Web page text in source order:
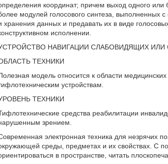
координат; причем выход одного
модулей голосового синтеза, выполненных
хранения данных и предавать их в виде
исполнении.
НАВИГАЦИИ СЛАБОВИДЯЩИХ ИЛИ
ТЕХНИКИ
модель относится к области
устройствам.
ТЕХНИКИ
средства реабилитации
зрением.
электронная техника для незрячих
среды, предметах и их свойствах. С
в пространстве, читать